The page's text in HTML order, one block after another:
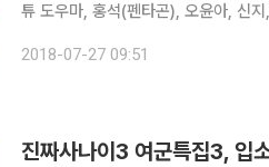
튜 도우마, 홍석(펜타곤), 오윤아, 신
화제를 모았다. 지난 2016년 11월 상
2018-07-27 09:51
진짜사나이3 여군특집3, 입